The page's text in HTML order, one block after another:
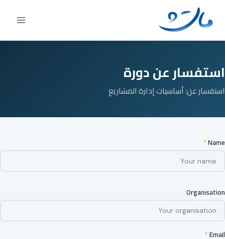
content
استفسار عن دورة
استفسار عن: أساسيات إدارة المشاريع
Name
*
Organisation
Email
*